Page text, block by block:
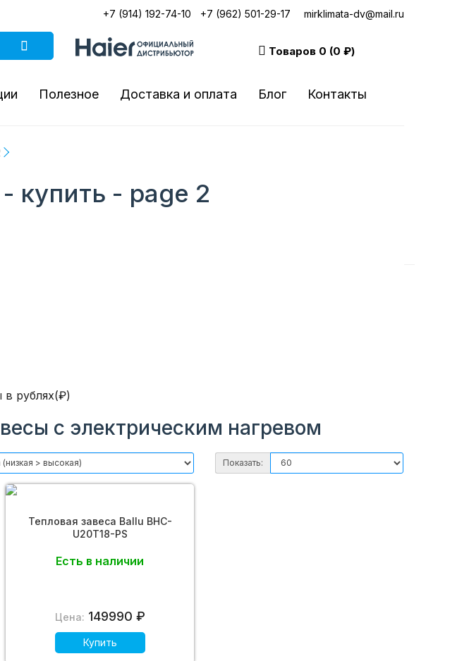
+7 (914) 192-74-10 +7 (962) 501-29-17 mirklimata-dv@mail.ru
Товаров 0 (0 ₽)
Полезное Доставка и оплата Блог Контакты
купить - page 2
в рублях(₽)
с электрическим нагревом
Показать:
Тепловая завеса Ballu BHC-
U20T18-PS
Есть в наличии
Цена: 149990 ₽
Купить